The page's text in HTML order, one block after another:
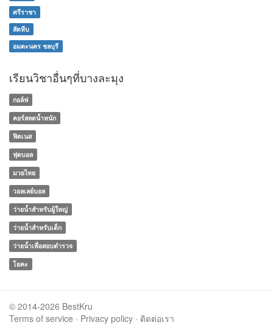
ศรีราชา
สัตหีบ
อมตะนคร ชลบุรี
เรียนวิชาอื่นๆที่บางละมุง
กอล์ฟ
คอร์สลดน้ำหนัก
ฟิตเนส
ฟุตบอล
มวยไทย
วอลเลย์บอล
ว่ายน้ำสำหรับผู้ใหญ่
ว่ายน้ำสำหรับเด็ก
ว่ายน้ำเพื่อสอบตำรวจ
โยคะ
© 2014-2026 BestKru
Terms of service · Privacy policy · ติดต่อเรา